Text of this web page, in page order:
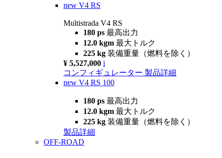
new V4 RS
Multistrada V4 RS
180 ps 最高出力
12.0 kgm 最大トルク
225 kg 装備重量（燃料を除く）
¥ 5,527,000 i
コンフィギュレーター 製品詳細
new V4 RS 100
180 ps 最高出力
12.0 kgm 最大トルク
225 kg 装備重量（燃料を除く）
製品詳細
OFF-ROAD